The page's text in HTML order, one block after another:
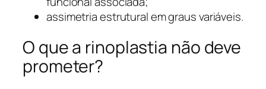
assimetria estrutural em graus variáveis.
O que a rinoplastia não deve
prometer?